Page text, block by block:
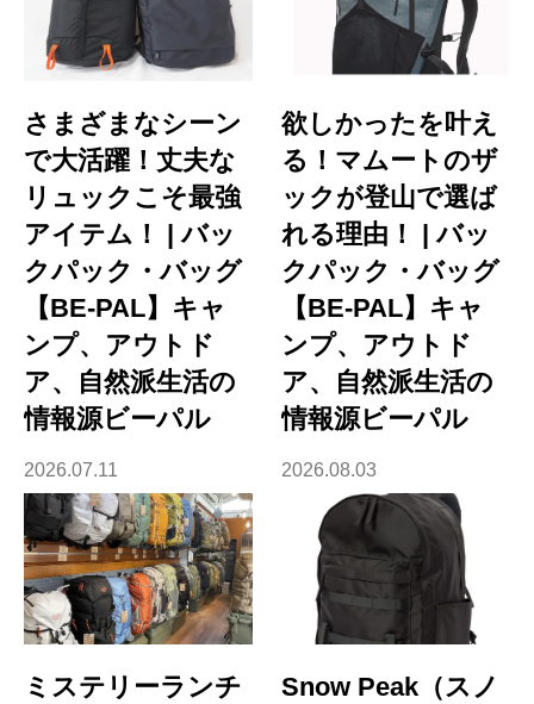
さまざまなシーン
で大活躍！丈夫な
リュックこそ最強
アイテム！ | バッ
クパック・バッグ
【BE-PAL】キャ
ンプ、アウトド
ア、自然派生活の
情報源ビーパル
2026.07.11
欲しかったを叶え
る！マムートのザ
ックが登山で選ば
れる理由！ | バッ
クパック・バッグ
【BE-PAL】キャ
ンプ、アウトド
ア、自然派生活の
情報源ビーパル
2026.08.03
ミステリーランチ
Snow Peak（スノ